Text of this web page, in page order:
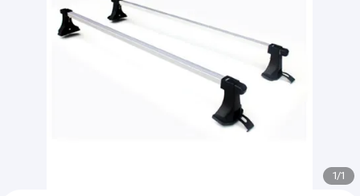
1/1